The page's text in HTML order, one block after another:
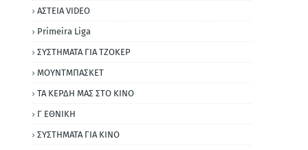
ΑΣΤΕΙΑ VIDEO
Primeira Liga
ΣΥΣΤΗΜΑΤΑ ΓΙΑ ΤΖΟΚΕΡ
ΜΟΥΝΤΜΠΑΣΚΕΤ
ΤΑ ΚΕΡΔΗ ΜΑΣ ΣΤΟ ΚΙΝΟ
Γ ΕΘΝΙΚΗ
ΣΥΣΤΗΜΑΤΑ ΓΙΑ ΚΙΝΟ